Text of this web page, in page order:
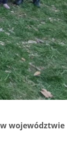
województwie